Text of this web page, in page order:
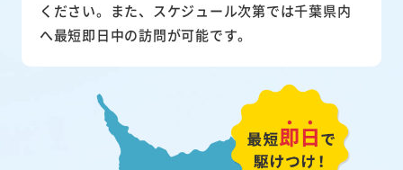
ください。また、スケジュール次第では千葉県内
へ最短即日中の訪問が可能です。